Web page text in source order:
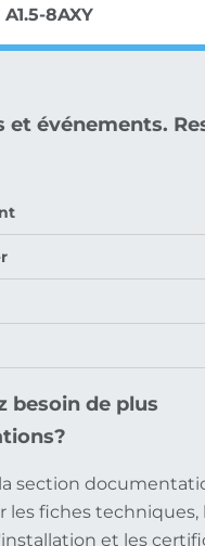
A1.5-8AXY
et événements.
besoin de plus
section
les fiches techniques,
et les